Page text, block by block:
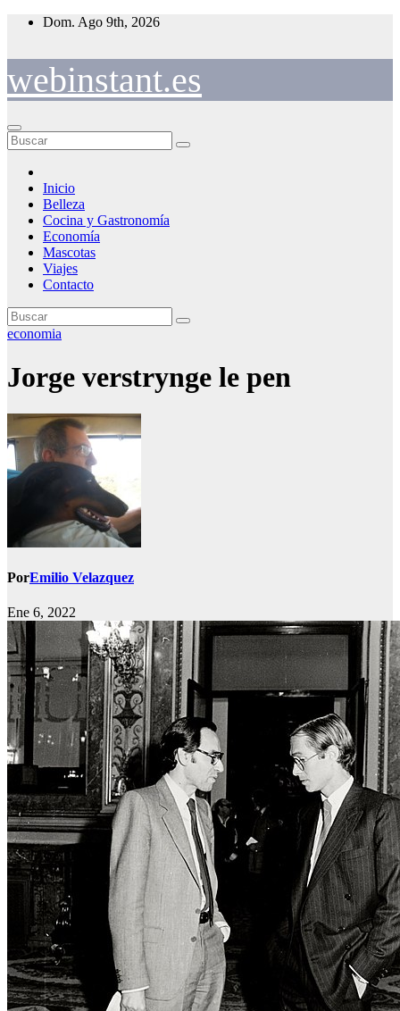
Saltar
Dom. Ago 9th, 2026
webinstant.es
Inicio
Belleza
Cocina y Gastronomía
Economía
Mascotas
Viajes
Contacto
economia
Jorge verstrynge le pen
PorEmilio Velazquez
Ene 6, 2022